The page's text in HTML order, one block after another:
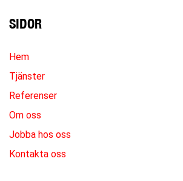
SIDOR
Hem
Tjänster
Referenser
Om oss
Jobba hos oss
Kontakta oss